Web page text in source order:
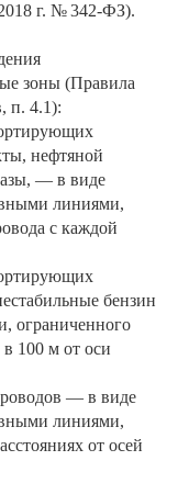
г. № 342-ФЗ).
зоны (Правила
п. 4.1):
нефтяной
— в виде
линиями,
с каждой
бензин
ограниченного
100 м от оси
— в виде
линиями,
от осей